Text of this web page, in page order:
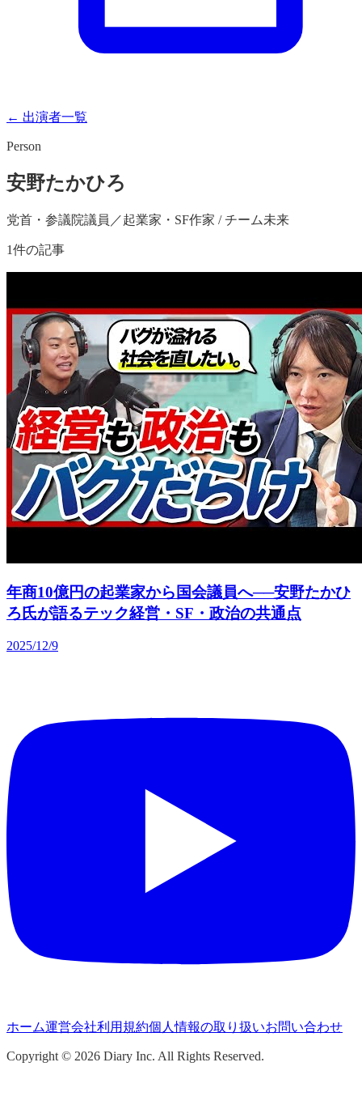
← 出演者一覧
Person
安野たかひろ
党首・参議院議員／起業家・SF作家 / チーム未来
1件の記事
年商10億円の起業家から国会議員へ──安野たかひ
ろ氏が語るテック経営・SF・政治の共通点
2025/12/9
ホーム運営会社利用規約個人情報の取り扱いお問い合わせ
Copyright © 2026 Diary Inc. All Rights Reserved.